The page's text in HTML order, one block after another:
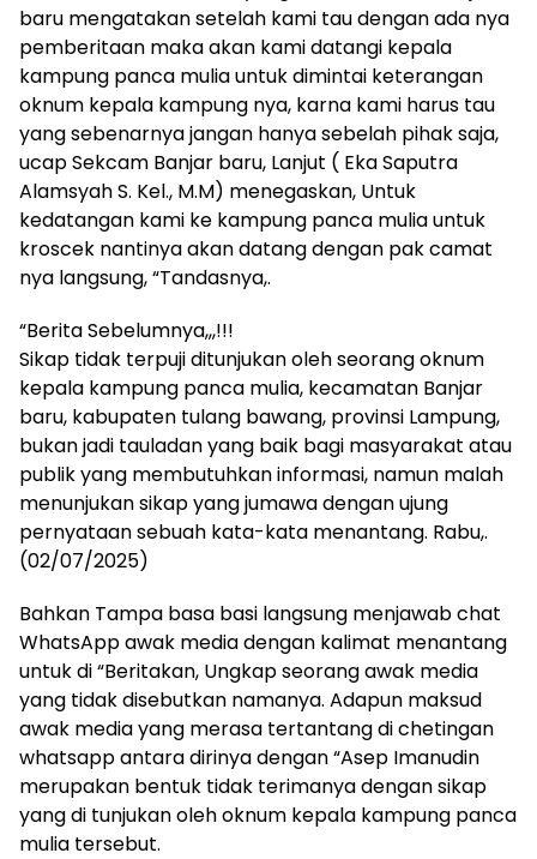
baru mengatakan setelah kami tau dengan ada nya
pemberitaan maka akan kami datangi kepala
kampung panca mulia untuk dimintai keterangan
oknum kepala kampung nya, karna kami harus tau
yang sebenarnya jangan hanya sebelah pihak saja,
ucap Sekcam Banjar baru, Lanjut ( Eka Saputra
Alamsyah S. Kel., M.M) menegaskan, Untuk
kedatangan kami ke kampung panca mulia untuk
kroscek nantinya akan datang dengan pak camat
nya langsung, “Tandasnya,.
“Berita Sebelumnya,,,!!!
Sikap tidak terpuji ditunjukan oleh seorang oknum
kepala kampung panca mulia, kecamatan Banjar
baru, kabupaten tulang bawang, provinsi Lampung,
bukan jadi tauladan yang baik bagi masyarakat atau
publik yang membutuhkan informasi, namun malah
menunjukan sikap yang jumawa dengan ujung
pernyataan sebuah kata-kata menantang. Rabu,.
(02/07/2025)
Bahkan Tampa basa basi langsung menjawab chat
WhatsApp awak media dengan kalimat menantang
untuk di “Beritakan, Ungkap seorang awak media
yang tidak disebutkan namanya. Adapun maksud
awak media yang merasa tertantang di chetingan
whatsapp antara dirinya dengan “Asep Imanudin
merupakan bentuk tidak terimanya dengan sikap
yang di tunjukan oleh oknum kepala kampung panca
mulia tersebut.